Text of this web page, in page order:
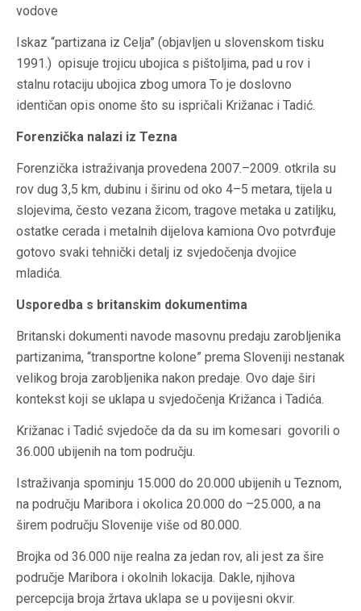
vodove
Iskaz “partizana iz Celja” (objavljen u slovenskom tisku
1991.) opisuje trojicu ubojica s pištoljima, pad u rov i
stalnu rotaciju ubojica zbog umora To je doslovno
identičan opis onome što su ispričali Križanac i Tadić.
Forenzička nalazi iz Tezna
Forenzička istraživanja provedena 2007.–2009. otkrila su
rov dug 3,5 km, dubinu i širinu od oko 4–5 metara, tijela u
slojevima, često vezana žicom, tragove metaka u zatiljku,
ostatke cerada i metalnih dijelova kamiona Ovo potvrđuje
gotovo svaki tehnički detalj iz svjedočenja dvojice
mladića.
Usporedba s britanskim dokumentima
Britanski dokumenti navode masovnu predaju zarobljenika
partizanima, “transportne kolone” prema Sloveniji nestanak
velikog broja zarobljenika nakon predaje. Ovo daje širi
kontekst koji se uklapa u svjedočenja Križanca i Tadića.
Križanac i Tadić svjedoče da da su im komesari govorili o
36.000 ubijenih na tom području.
Istraživanja spominju 15.000 do 20.000 ubijenih u Teznom,
na području Maribora i okolica 20.000 do –25.000, a na
širem području Slovenije više od 80.000.
Brojka od 36.000 nije realna za jedan rov, ali jest za šire
područje Maribora i okolnih lokacija. Dakle, njihova
percepcija broja žrtava uklapa se u povijesni okvir.